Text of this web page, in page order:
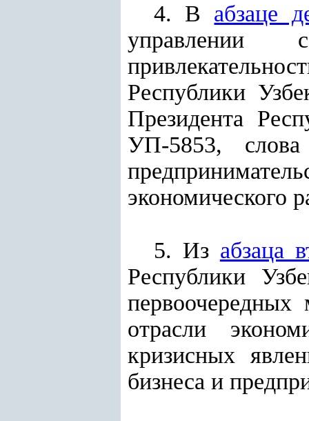
4. В абзаце
управлении
Республики
Президента
УП-5853,
экономического
5. Из абзаца
Республики
первоочередных
отрасли
кризисных
бизнеса и